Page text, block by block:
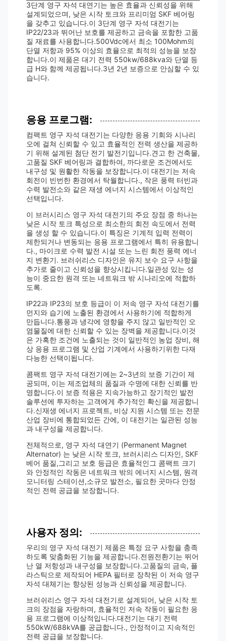
3단계 영구 자석 대연기는 높은 효율과 신뢰성을 위해
설계되었으며, 낮은 시작 토크와 프리미엄 SKF 베어링
을 갖추고 있습니다.이 3단계 영구 자석 대전기는
IP22/23과 뛰어난 보호를 제공하고 금속을 포함한 고품
질 재료를 사용합니다.500Vdc에서 최소 100Mohm의
단열 저항과 95% 이상의 효율으로 최적의 성능을 보장
합니다.이 제품은 대기 전력 550kw/688kva와 단열 등
급 H와 함께 제공됩니다.3년 2년 보증으로 안심할 수 있
습니다.
응용 프로그램:
컴팩트 영구 자석 대전기는 다양한 응용 기회와 시나리
오에 걸쳐 신뢰할 수 있고 효율적인 전력 생산을 제공하
기 위해 설계된 첨단 전기 발전기입니다.견고 한 건축물,
고품질 SKF 베어링과 결합하여, 까다로운 조건에서도
내구성 및 원활한 작동을 보장합니다.이 대전기는 저속
회전이 빈번한 환경에서 탁월합니다., 작은 풍력 터빈과
수력 발전소와 같은 재생 에너지 시스템에서 이상적인
선택입니다.
이 브러시리스 영구 자석 대전기의 주요 장점 중 하나는
낮은 시작 토크 특성으로 최소한의 회전 속도에서 전력
을 생성 할 수 있습니다.이 특징은 기계적 입력 전력이
제한되거나 변동되는 응용 프로그램에서 특히 유용합니
다., 마이크로 수력 발전 시설 또는 느린 회전 풍력 에너
지 변환기. 브러쉬리스 디자인은 유지 보수 요구 사항을
추가로 줄이고 신뢰성을 향상시킵니다.일관성 있는 성
능이 중요한 원격 또는 네트워크 밖 시나리오에 적합하
도록.
IP22과 IP23의 보호 등급이 이 저속 영구 자석 대전기를
먼지와 습기에 노출된 환경에서 사용하기에 적합하게
만듭니다.통풍과 냉각에 영향을 주지 않고 일반적인 오
염물질에 대한 신뢰할 수 있는 장벽을 제공합니다.이것
은 가혹한 조건에 노출되는 것이 일반적인 농업 장비, 해
상 응용 프로그램 및 산업 기계에서 사용하기위한 다재
다능한 선택이됩니다.
콤팩트 영구 자석 대전기에는 2~3년의 보증 기간이 제
공되며, 이는 제조업체의 품질과 수명에 대한 신뢰를 반
영합니다.이 보증 적용은 지속가능하고 장기적인 발전
솔루션에 투자하는 고객에게 추가적인 확신을 제공합니
다.신재생 에너지 프로젝트, 비상 지원 시스템 또는 전문
산업 장비에 통합되었든 간에, 이 대전기는 일관된 성능
과 내구성을 제공합니다.
전체적으로, 영구 자석 대연기 (Permanent Magnet
Alternator) 는 낮은 시작 토크, 브러시리스 디자인, SKF
베어 품질,그리고 보호 등급은 효율적인그 콤팩트 크기
와 안정적인 작동은 네트워크 밖의 에너지 시스템, 원격
모니터링 스테이션,소규모 발전소, 필요한 곳마다 안정
적인 전력 공급을 보장합니다.
사용자 정의:
우리의 영구 자석 대전기 제품은 특정 요구 사항을 충족
하도록 맞춤화된 기능을 제공합니다.전원전환기는 뛰어
난 열 저항성과 내구성을 보장합니다.고품질의 금속, 플
라스틱으로 제작되어 HEPA 필터로 장착된 이 저속 영구
자석 대체기는 향상된 성능과 신뢰성을 제공합니다.
브러쉬리스 영구 자석 대전기로 설계되어, 낮은 시작 토
크의 장점을 자랑하며, 효율적인 저속 작동이 필요한 응
용 프로그램에 이상적입니다.대전기는 대기 전력
550kW/688kVA를 공급합니다., 안정적이고 지속적인
전력 공급을 보장합니다.